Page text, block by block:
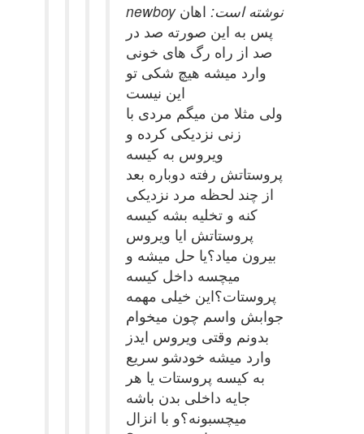
newboy نوشته است: اهان
پس به این صورته صد در
صد از راه رگ های خونی
وارد میشه هیچ شکی تو
این نیست
ولی مثلا من میگم مردی با
زنی نزدیکی کرده و
ویروس به کیسه
پروستاتش رفته دوباره بعد
از چند لحظه مرد نزدیکی
کنه و تخلیه بشه کیسه
پروستاتش ایا ویروس
بیرون میاد؟یا حل میشه و
میچسه داخل کیسه
پروستات؟این خیلی مهمه
جوابش واسم چون میخوام
بدونم وقتی ویروس ایدز
وارد میشه خودشو سریع
به کیسه پروستات یا هر
جایه داخلی بدن باشه
میچسبونه؟و با انزال